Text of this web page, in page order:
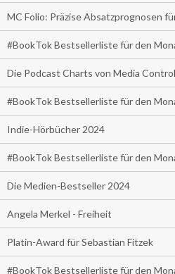
MC Folio: Präzise Absatzprognosen
#BookTok Bestsellerliste für den
Die Podcast Charts von Media Control
#BookTok Bestsellerliste für den
Indie-Hörbücher 2024
#BookTok Bestsellerliste für den
Die Medien-Bestseller 2024
Angela Merkel - Freiheit
Platin-Award für Sebastian Fitzek
#BookTok Bestsellerliste für den